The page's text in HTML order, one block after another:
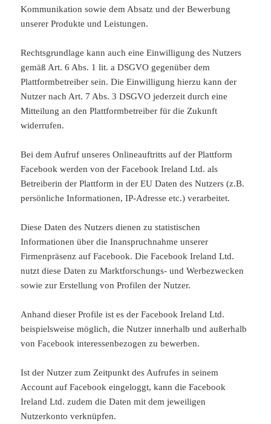
Kommunikation sowie dem Absatz und der Bewerbung
unserer Produkte und Leistungen.
Rechtsgrundlage kann auch eine Einwilligung des Nutzers
gemäß Art. 6 Abs. 1 lit. a DSGVO gegenüber dem
Plattformbetreiber sein. Die Einwilligung hierzu kann der
Nutzer nach Art. 7 Abs. 3 DSGVO jederzeit durch eine
Mitteilung an den Plattformbetreiber für die Zukunft
widerrufen.
Bei dem Aufruf unseres Onlineauftritts auf der Plattform
Facebook werden von der Facebook Ireland Ltd. als
Betreiberin der Plattform in der EU Daten des Nutzers (z.B.
persönliche Informationen, IP-Adresse etc.) verarbeitet.
Diese Daten des Nutzers dienen zu statistischen
Informationen über die Inanspruchnahme unserer
Firmenpräsenz auf Facebook. Die Facebook Ireland Ltd.
nutzt diese Daten zu Marktforschungs- und Werbezwecken
sowie zur Erstellung von Profilen der Nutzer.
Anhand dieser Profile ist es der Facebook Ireland Ltd.
beispielsweise möglich, die Nutzer innerhalb und außerhalb
von Facebook interessenbezogen zu bewerben.
Ist der Nutzer zum Zeitpunkt des Aufrufes in seinem
Account auf Facebook eingeloggt, kann die Facebook
Ireland Ltd. zudem die Daten mit dem jeweiligen
Nutzerkonto verknüpfen.